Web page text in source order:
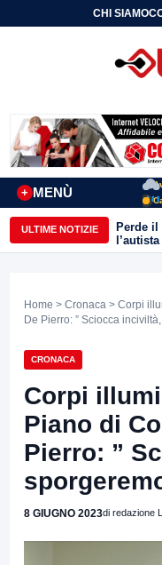
CHI SIAMO
MENÙ
+
ULTIME NOTIZIE
Perde il
Home > Cronaca > Corpi
De Pierro: ” Sciocca
CRONACA
Corpi
Piano di
Pierro: ”
8 GIUGNO 2023di redazione